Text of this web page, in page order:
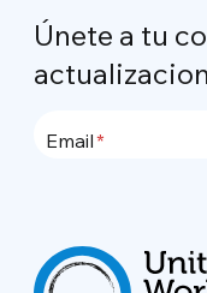
Únete a tu
Email